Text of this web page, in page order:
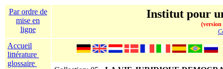
Par ordre de
mise en
ligne
Institut pour
(version
Accueil
littérature
glossaire